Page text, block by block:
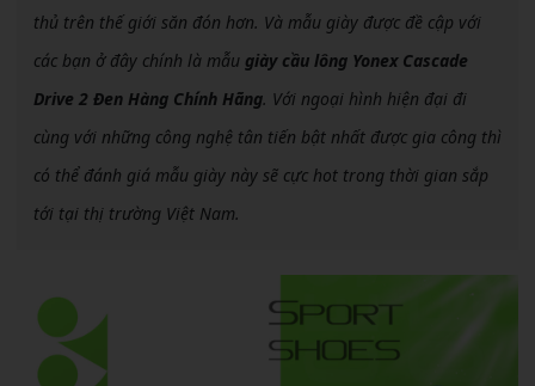
thủ trên thế giới săn đón hơn. Và mẫu giày được đề cập với
các bạn ở đây chính là mẫu giày cầu lông Yonex Cascade
Drive 2 Đen Hàng Chính Hãng. Với ngoại hình hiện đại đi
cùng với những công nghệ tân tiến bật nhất được gia công thì
có thể đánh giá mẫu giày này sẽ cực hot trong thời gian sắp
tới tại thị trường Việt Nam.